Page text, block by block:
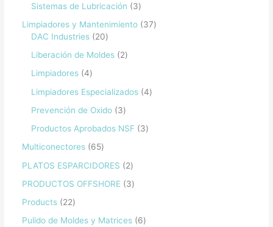
Sistemas de Lubricación
3
Limpiadores y Mantenimiento
37
DAC Industries
20
Liberación de Moldes
2
Limpiadores 4
Limpiadores Especializados 4
Prevención de Oxido
3
Productos Aprobados NSF
3
Multiconectores
65
PLATOS ESPARCIDORES
2
PRODUCTOS OFFSHORE
3
Products
22
Pulido de Moldes y Matrices
6